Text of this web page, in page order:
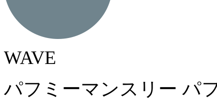
WAVE
パフミーマンスリー パ